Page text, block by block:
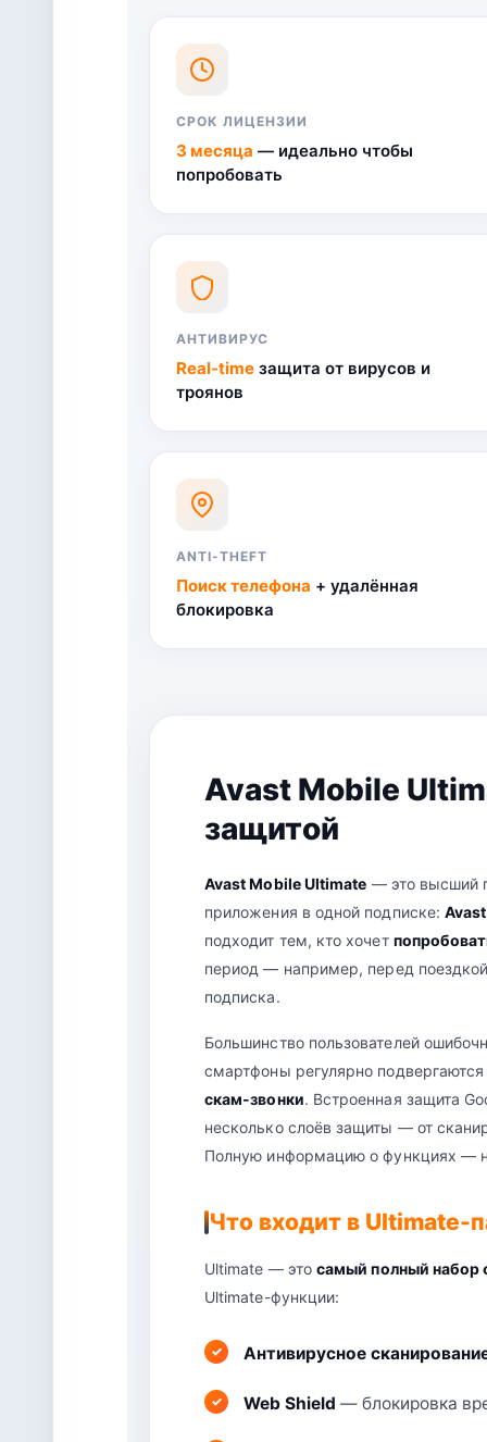
СРОК ЛИЦЕНЗИИ
3 месяца — идеально чтобы
попробовать
АНТИВИРУС
Real-time защита от вирусов и
троянов
ANTI-THEFT
Поиск телефона + удалённая
блокировка
Avast Mobile
защитой
Avast Mobile Ultimate — это высший
приложения в одной подписке:
подходит тем, кто хочет
период — например, перед
подписка.
Большинство пользователей
смартфоны регулярно
скам-звонки. Встроенная защита
несколько слоёв защиты — от
Полную информацию о функциях —
Что входит в Ultimate-
Ultimate — этосамый полный набор
Ultimate-функции:
Антивирусное
Web Shield — блокировка